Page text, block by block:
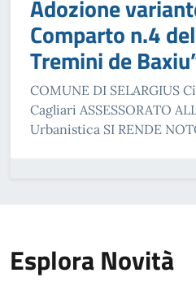
Adozione
Comparto n.4
Tremini de
COMUNE DI SELARGIUS
Cagliari ASSESSORATO
Urbanistica SI RENDE
Esplora Novità